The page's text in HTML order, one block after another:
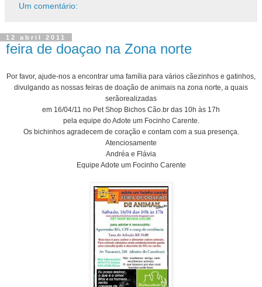
Um comentário:
12 abril 2011
feira de doaçao na Zona norte
Por favor, ajude-nos a encontrar uma família para vários cãezinhos e gatinhos,
divulgando as nossas feiras de doação de animais na zona norte, a quais
serãorealizadas
em 16/04/11 no Pet Shop Bichos Cão.br das 10h às 17h
pela equipe do Adote um Focinho Carente.
Os bichinhos agradecem de coração e contam com a sua presença.
Atenciosamente
Andréa e Flávia
Equipe Adote um Focinho Carente